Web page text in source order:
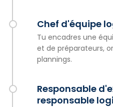
Chef d'équipe
Tu encadres une
et de préparateurs,
plannings.
Responsable
responsable